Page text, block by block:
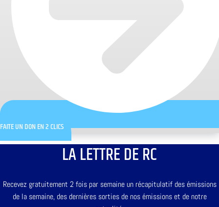
FAITE UN DON EN 2 CLICS
LA LETTRE DE RC
Recevez gratuitement 2 fois par semaine un récapitulatif des émissions
de la semaine, des dernières sorties de nos émissions et de notre